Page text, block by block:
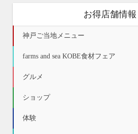
お得店舗情報
神戸ご当地メニュー
farms and sea KOBE食材フェア
グルメ
ショップ
体験